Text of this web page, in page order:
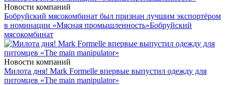
Новости компаний
Бобруйский мясокомбинат был признан лучшим экспортёром
в номинации «Мясная промышленность»Бобруйский
мясокомбинат
Новости компаний
Милота дня! Mark Formelle впервые выпустил одежду для
питомцев «The main manipulator»